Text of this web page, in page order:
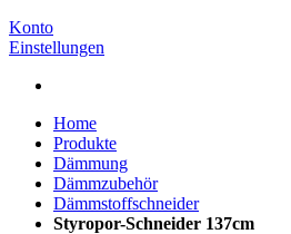
Konto
Einstellungen
Home
Produkte
Dämmung
Dämmzubehör
Dämmstoffschneider
Styropor-Schneider 137cm